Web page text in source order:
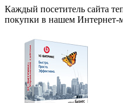
Каждый посетитель сайта
покупки в нашем Интернет-